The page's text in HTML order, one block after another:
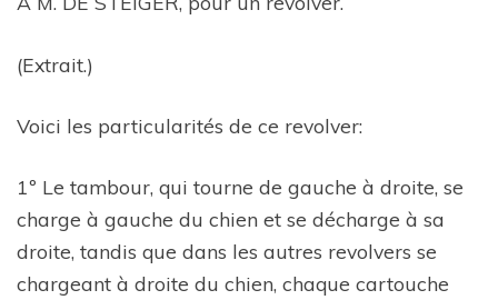
(Extrait.)
Voici les particularités de ce revolver:
1º Le tambour, qui tourne de gauche à droite, se
charge à gauche du chien et se décharge à sa
droite, tandis que dans les autres revolvers se
chargeant à droite du chien, chaque cartouche